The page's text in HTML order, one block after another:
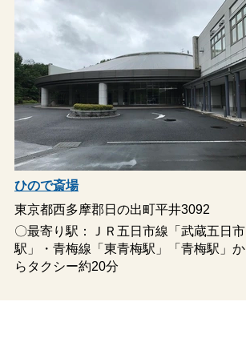
ひので斎場
東京都西多摩郡日の出町平井3092
〇最寄り駅：ＪＲ五日市線「武蔵五日市
駅」・青梅線「東青梅駅」「青梅駅」か
らタクシー約20分